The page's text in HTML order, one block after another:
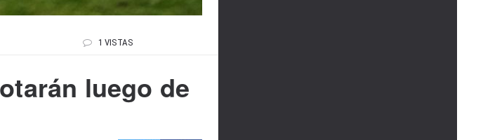
1 VISTAS
luego de